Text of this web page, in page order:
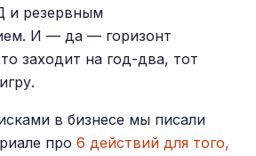
и резервным
И — да — горизонт
заходит на год-два, тот
в бизнесе мы писали
про 6 действий для того,